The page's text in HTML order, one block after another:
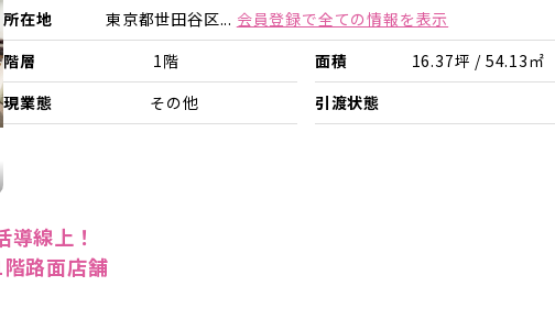
所在地
東京都世田谷区... 会員登録で全ての情報を表示
階層
1階 面積
16.37坪 / 54.13㎡
現業態
その他 引渡状態
線上！
路面店舗